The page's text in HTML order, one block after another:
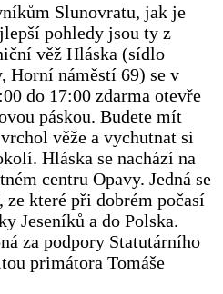
Slunovratu, jak je
pohledy jsou ty z
věž Hláska (sídlo
Horní náměstí 69) se v
do 17:00 zdarma otevře
páskou. Budete mít
věže a vychutnat si
Hláska se nachází na
centru Opavy. Jedná se
ze které při dobrém počasí
Jeseníků a do Polska.
za podpory Statutárního
primátora Tomáše